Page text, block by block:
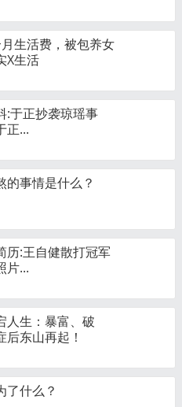
生活费，被包养女
X生活
:于正抄袭琼瑶事
正...
的事情是什么？
历:王自健散打冠军
片...
人生：暴富、破
后东山再起！
了什么？